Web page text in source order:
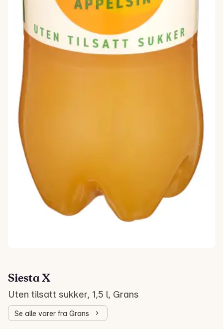
Siesta X
Uten tilsatt sukker, 1,5 l, Grans
Se alle varer fra Grans